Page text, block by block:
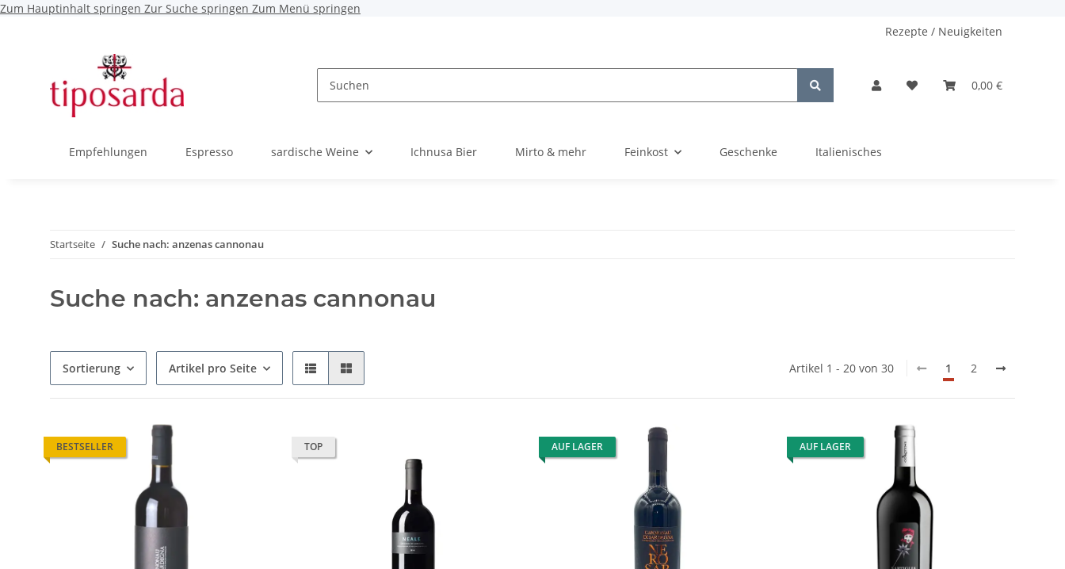
Zum Hauptinhalt springen Zur Suche springen Zum Menü springen
Rezepte / Neuigkeiten
0,00 €
Empfehlungen Espresso sardische Weine Ichnusa Bier Mirto & mehr Feinkost Geschenke Italienisches
Startseite Suche nach: anzenas cannonau
Suche nach: anzenas cannonau
Sortierung Artikel pro Seite Artikel 1 - 20 von 30 1 2
BESTSELLER TOP AUF LAGER AUF LAGER